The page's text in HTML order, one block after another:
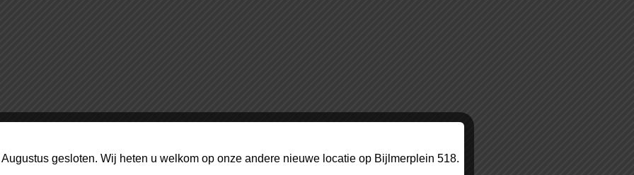
gesloten. Wij heten u welkom op onze andere nieuwe locatie op Bijlmerplein 518.